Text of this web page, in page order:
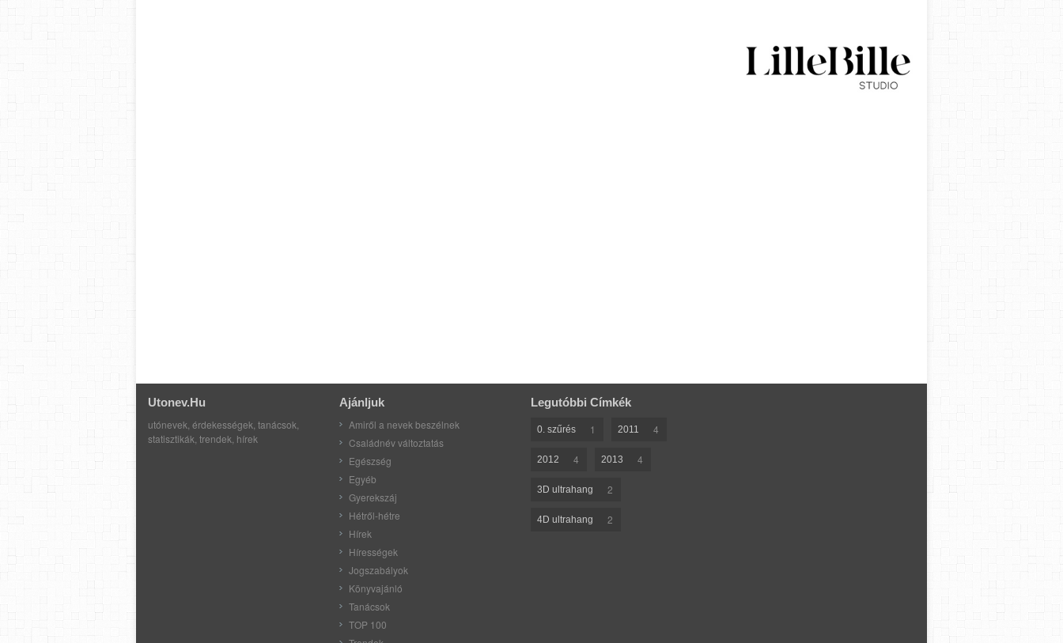
Utonev.hu
utónevek, érdekességek, tanácsok,
statisztikák, trendek, hírek
Ajánljuk
Amiről a nevek beszélnek
Családnév változtatás
Egészség
Egyéb
Gyerekszáj
Hétről-hétre
Hírek
Hírességek
Jogszabályok
Könyvajánló
Tanácsok
TOP 100
Legutóbbi Címkék
0. szűrés 1 2011 4
2012 4 2013 4
3D ultrahang 2
4D ultrahang 2